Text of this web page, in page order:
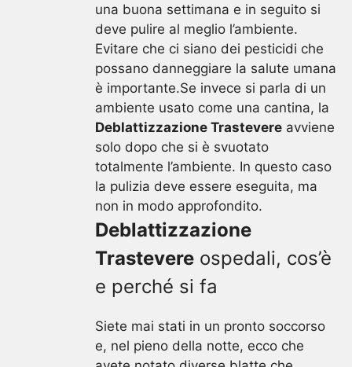
una buona settimana e in seguito si
deve pulire al meglio l’ambiente.
Evitare che ci siano dei pesticidi che
possano danneggiare la salute umana
è importante.Se invece si parla di un
ambiente usato come una cantina, la
Deblattizzazione Trastevere avviene
solo dopo che si è svuotato
totalmente l’ambiente. In questo caso
la pulizia deve essere eseguita, ma
non in modo approfondito.
Deblattizzazione
Trastevere ospedali, cos’è
e perché si fa
Siete mai stati in un pronto soccorso
e, nel pieno della notte, ecco che